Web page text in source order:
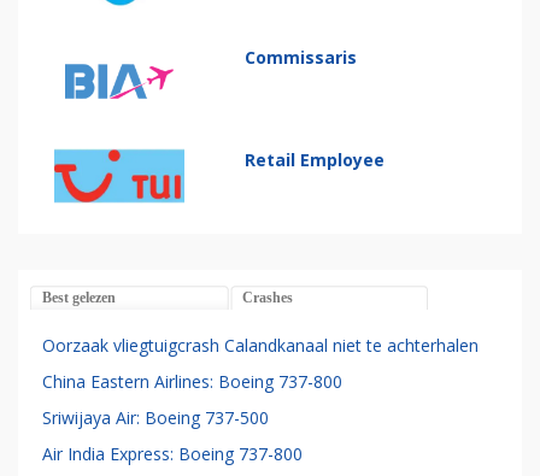
Commissaris
Retail Employee
Best gelezen Crashes
Oorzaak vliegtuigcrash Calandkanaal niet te achterhalen
China Eastern Airlines: Boeing 737-800
Sriwijaya Air: Boeing 737-500
Air India Express: Boeing 737-800